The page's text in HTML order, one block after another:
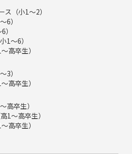
（小1～2）
6）
1～6）
高卒生）
3）
高卒生）
高卒生）
1～高卒生）
高卒生）